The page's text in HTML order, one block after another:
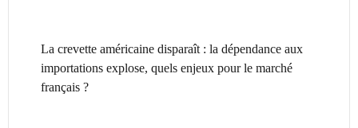
La crevette américaine disparaît : la dépendance aux
importations explose, quels enjeux pour le marché
français ?